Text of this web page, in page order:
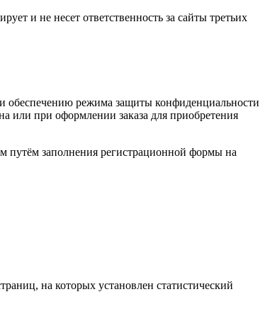
и не несет ответственность за сайты третьих
обеспечению режима защиты конфиденциальности
или при оформлении заказа для приобретения
путём заполнения регистрационной формы на
на которых установлен статистический